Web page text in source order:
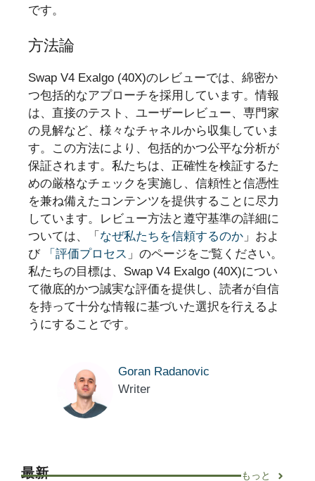
です。
方法論
Swap V4 Exalgo (40X)のレビューでは、綿密か
つ包括的なアプローチを採用しています。情報
は、直接のテスト、ユーザーレビュー、専門家
の見解など、様々なチャネルから収集していま
す。この方法により、包括的かつ公平な分析が
保証されます。私たちは、正確性を検証するた
めの厳格なチェックを実施し、信頼性と信憑性
を兼ね備えたコンテンツを提供することに尽力
しています。レビュー方法と遵守基準の詳細に
ついては、「 なぜ私たちを信頼するのか 」およ
び
「評価プロセス 」のページをご覧ください。
私たちの目標は、Swap V4 Exalgo (40X)につい
て徹底的かつ誠実な評価を提供し、読者が自信
を持って十分な情報に基づいた選択を行えるよ
うにすることです。
Goran Radanovic
Writer
最新 もっと